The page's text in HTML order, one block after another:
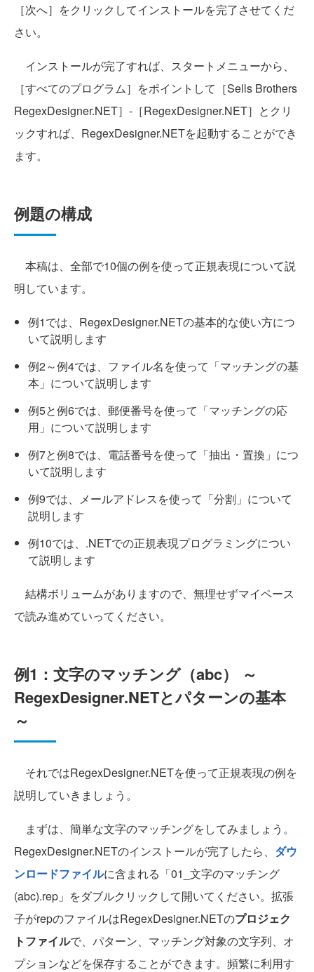
［次へ］をクリックしてインストールを完了させてくだ
さい。
インストールが完了すれば、スタートメニューから、
［すべてのプログラム］をポイントして［Sells Brothers
RegexDesigner.NET］-［RegexDesigner.NET］とクリ
ックすれば、RegexDesigner.NETを起動することができ
ます。
例題の構成
本稿は、全部で10個の例を使って正規表現について説
明しています。
例1では、RegexDesigner.NETの基本的な使い方につ
いて説明します
例2～例4では、ファイル名を使って「マッチングの基
本」について説明します
例5と例6では、郵便番号を使って「マッチングの応
用」について説明します
例7と例8では、電話番号を使って「抽出・置換」につ
いて説明します
例9では、メールアドレスを使って「分割」について
説明します
例10では、.NETでの正規表現プログラミングについ
て説明します
結構ボリュームがありますので、無理せずマイペース
で読み進めていってください。
例1：文字のマッチング（abc） ～
RegexDesigner.NETとパターンの基本
～
それではRegexDesigner.NETを使って正規表現の例を
説明していきましょう。
まずは、簡単な文字のマッチングをしてみましょう。
RegexDesigner.NETのインストールが完了したら、 ダウ
ンロードファイルに含まれる「01_文字のマッチング
(abc).rep」をダブルクリックして開いてください。拡張
子がrepのファイルはRegexDesigner.NETのプロジェク
トファイルで、パターン、マッチング対象の文字列、オ
プションなどを保存することができます。頻繁に利用す